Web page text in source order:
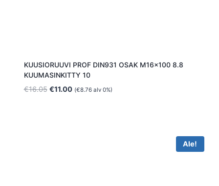
KUUSIORUUVI PROF DIN931 OSAK M16x100 8.8
KUUMASINKITTY 10
€16.05 Alkuperäinen
€11.00Nykyinen
(€8.76alv 0%)
Ale!